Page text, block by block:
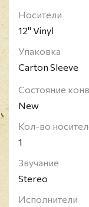
Носители
12" Vinyl
Упаковка
Carton Sleeve
Состояние
New
Кол-во
1
Звучание
Stereo
Исполнители